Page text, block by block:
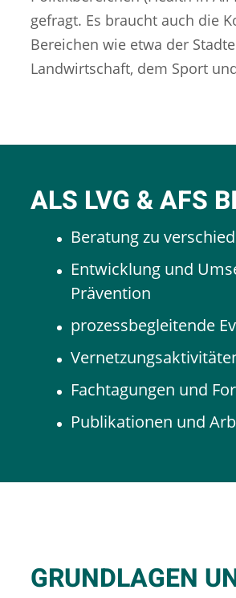
gefragt. Es braucht auch die
Bereichen wie etwa der
Landwirtschaft, dem Sport
ALS LVG & AFS
Beratung zu
Entwicklung und
Prävention
prozessbegleitende
Fachtagungen und
Publikationen und
GRUNDLAGEN